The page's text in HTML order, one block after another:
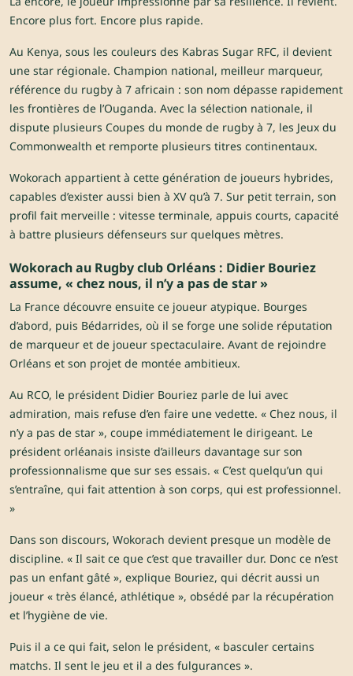
Encore plus fort. Encore plus rapide.
Au Kenya, sous les couleurs des Kabras Sugar RFC, il devient
une star régionale. Champion national, meilleur marqueur,
référence du rugby à 7 africain : son nom dépasse rapidement
les frontières de l’Ouganda. Avec la sélection nationale, il
dispute plusieurs Coupes du monde de rugby à 7, les Jeux du
Commonwealth et remporte plusieurs titres continentaux.
Wokorach appartient à cette génération de joueurs hybrides,
capables d’exister aussi bien à XV qu’à 7. Sur petit terrain, son
profil fait merveille : vitesse terminale, appuis courts, capacité
à battre plusieurs défenseurs sur quelques mètres.
Wokorach au Rugby club Orléans : Didier Bouriez
assume, « chez nous, il n’y a pas de star »
La France découvre ensuite ce joueur atypique. Bourges
d’abord, puis Bédarrides, où il se forge une solide réputation
de marqueur et de joueur spectaculaire. Avant de rejoindre
Orléans et son projet de montée ambitieux.
Au RCO, le président Didier Bouriez parle de lui avec
admiration, mais refuse d’en faire une vedette. « Chez nous, il
n’y a pas de star », coupe immédiatement le dirigeant. Le
président orléanais insiste d’ailleurs davantage sur son
professionnalisme que sur ses essais. « C’est quelqu’un qui
s’entraîne, qui fait attention à son corps, qui est professionnel.
»
Dans son discours, Wokorach devient presque un modèle de
discipline. « Il sait ce que c’est que travailler dur. Donc ce n’est
pas un enfant gâté », explique Bouriez, qui décrit aussi un
joueur « très élancé, athlétique », obsédé par la récupération
et l’hygiène de vie.
Puis il a ce qui fait, selon le président, « basculer certains
matchs. Il sent le jeu et il a des fulgurances ».